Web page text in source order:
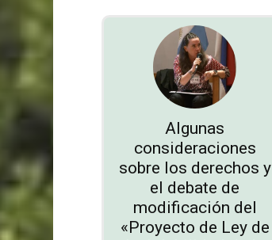
Algunas
consideraciones
sobre los derechos y
el debate de
modificación del
«Proyecto de Ley de